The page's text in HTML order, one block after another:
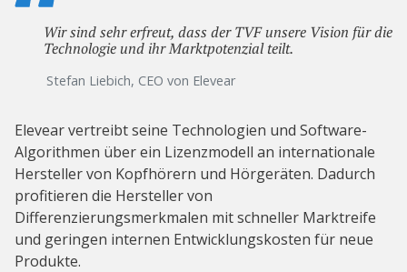
Wir sind sehr erfreut, dass der TVF unsere Vision für die
Technologie und ihr Marktpotenzial teilt.
Stefan Liebich, CEO von Elevear
Elevear vertreibt seine Technologien und Software-
Algorithmen über ein Lizenzmodell an internationale
Hersteller von Kopfhörern und Hörgeräten. Dadurch
profitieren die Hersteller von
Differenzierungsmerkmalen mit schneller Marktreife
und geringen internen Entwicklungskosten für neue
Produkte.